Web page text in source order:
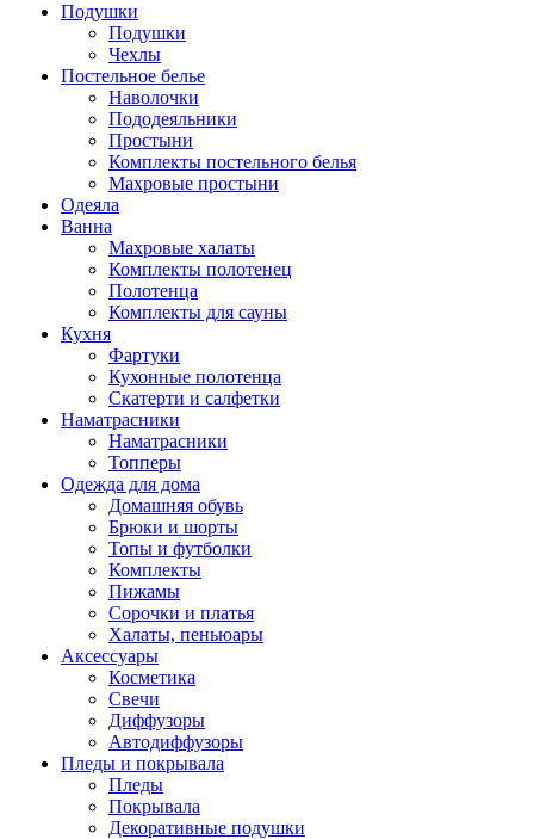
Подушки
Подушки
Чехлы
Постельное белье
Наволочки
Пододеяльники
Простыни
Комплекты постельного белья
Махровые простыни
Одеяла
Ванна
Махровые халаты
Комплекты полотенец
Полотенца
Комплекты для сауны
Кухня
Фартуки
Кухонные полотенца
Скатерти и салфетки
Наматрасники
Наматрасники
Топперы
Одежда для дома
Домашняя обувь
Брюки и шорты
Топы и футболки
Комплекты
Пижамы
Сорочки и платья
Халаты, пеньюары
Аксессуары
Косметика
Свечи
Диффузоры
Автодиффузоры
Пледы и покрывала
Пледы
Покрывала
Декоративные подушки